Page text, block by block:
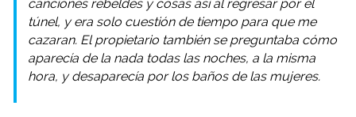
canciones rebeldes y cosas así al regresar por el
túnel, y era solo cuestión de tiempo para que me
cazaran. El propietario también se preguntaba cómo
aparecía de la nada todas las noches, a la misma
hora, y desaparecía por los baños de las mujeres.